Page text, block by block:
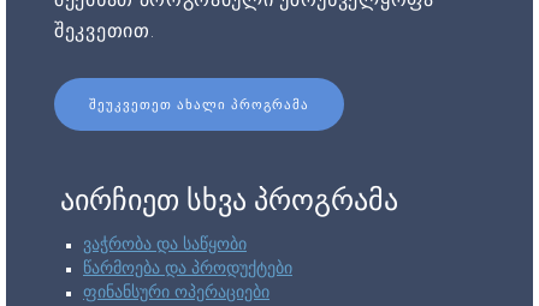
შეკვეთით.
ᲨᲔᲣᲙᲕᲔᲗᲔᲗ ᲐᲮᲐᲚᲘ ᲞᲠᲝᲒᲠᲐᲛᲐ
აირჩიეთ სხვა პროგრამა
ვაჭრობა და საწყობი
წარმოება და პროდუქტები
ფინანსური ოპერაციები